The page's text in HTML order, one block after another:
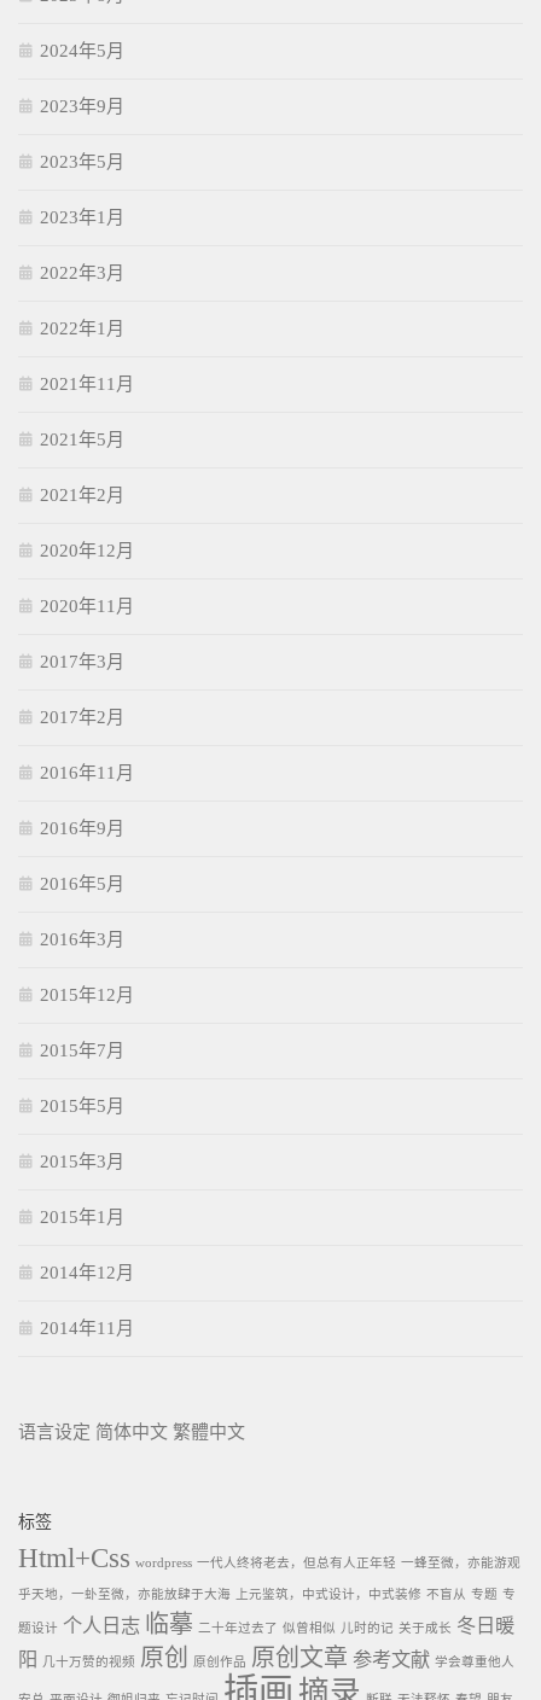
2024年5月
2023年9月
2023年5月
2023年1月
2022年3月
2022年1月
2021年11月
2021年5月
2021年2月
2020年12月
2020年11月
2017年3月
2017年2月
2016年11月
2016年9月
2016年5月
2016年3月
2015年12月
2015年7月
2015年5月
2015年3月
2015年1月
2014年12月
2014年11月
语言设定 简体中文 繁體中文
标签
Html+Css wordpress 一代人终将老去，但总有人正年轻 一蜂至微，亦能游观
乎天地，一虲至微，亦能放肆于大海 上元鉴筑，中式设计，中式装修 不盲从 专题 专
题设计 个人日志 临摹 二十年过去了 似曾相似 儿时的记 关于成长 冬日暖
阳
几十万赞的视频 原创 原创作品 原创文章 参考文献 学会尊重他人
插画